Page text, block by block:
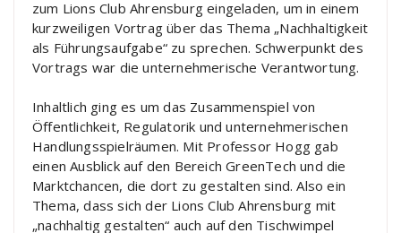
zum Lions Club Ahrensburg eingeladen, um in einem
kurzweiligen Vortrag über das Thema „Nachhaltigkeit
als Führungsaufgabe“ zu sprechen. Schwerpunkt des
Vortrags war die unternehmerische Verantwortung.
Inhaltlich ging es um das Zusammenspiel von
Öffentlichkeit, Regulatorik und unternehmerischen
Handlungsspielräumen. Mit Professor Hogg gab
einen Ausblick auf den Bereich GreenTech und die
Marktchancen, die dort zu gestalten sind. Also ein
Thema, dass sich der Lions Club Ahrensburg mit
„nachhaltig gestalten“ auch auf den Tischwimpel